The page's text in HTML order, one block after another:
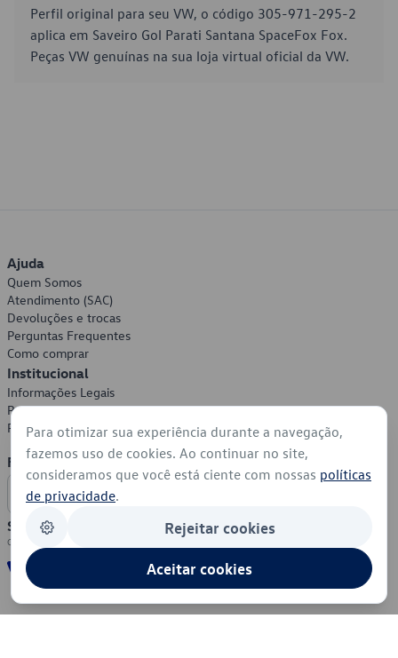
Perfil original para seu VW, o código 305-971-295-2
aplica em Saveiro Gol Parati Santana SpaceFox Fox.
Peças VW genuínas na sua loja virtual oficial da VW.
Ajuda
Quem Somos
Atendimento (SAC)
Devoluções e trocas
Perguntas Frequentes
Como comprar
Institucional
Informações Legais
Política de Privacidade
Política de Cookies
Formas de Pagamento
Segurança
Para otimizar sua experiência durante a navegação,
fazemos uso de cookies. Ao continuar no site,
consideramos que você está ciente com nossas políticas
de privacidade.
Rejeitar cookies
Aceitar cookies